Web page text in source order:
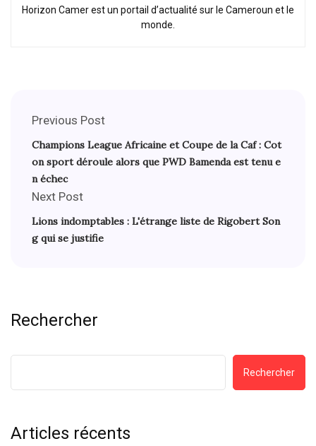
Horizon Camer est un portail d’actualité sur le Cameroun et le
monde.
Previous Post
Champions League Africaine et Coupe de la Caf : Cot
on sport déroule alors que PWD Bamenda est tenu e
n échec
Next Post
Lions indomptables : L'étrange liste de Rigobert Son
g qui se justifie
Rechercher
Rechercher
Articles récents